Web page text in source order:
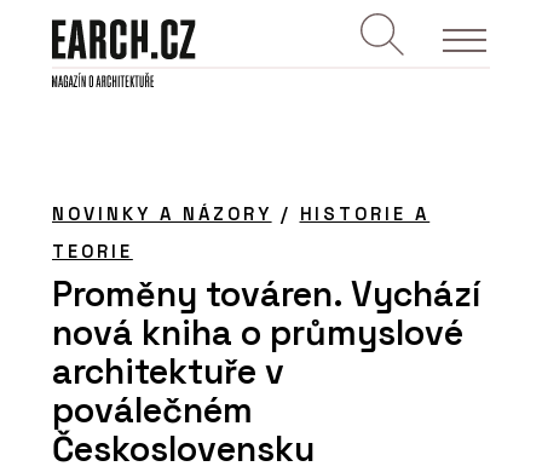
NOVINKY A NÁZORY / HISTORIE A
TEORIE
Proměny továren. Vychází
nová kniha o průmyslové
architektuře v
poválečném
Československu